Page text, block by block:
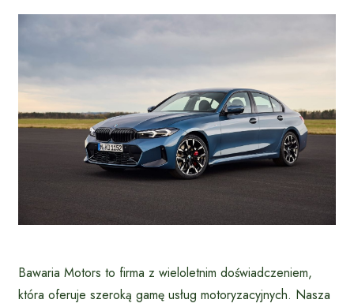
Bawaria Motors to firma z wieloletnim doświadczeniem,
która oferuje szeroką gamę usług motoryzacyjnych. Nasza